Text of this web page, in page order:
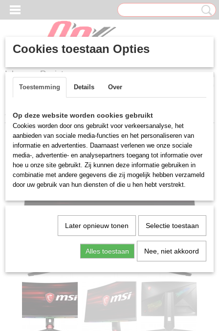
Inloggen Registreren
Home >Gamemonitoren>MSI Optix MAG271C Zwart
Cookies toestaan Opties
Toestemming Details Over
Op deze website worden cookies gebruikt
Cookies worden door ons gebruikt voor verkeersanalyse, het
aanbieden van sociale media-functies en het personaliseren van
informatie en advertenties. Daarnaast verlenen we onze sociale
media-, advertentie- en analysepartners toegang tot informatie over
hoe u onze site gebruikt. Zij kunnen deze informatie gebruiken in
combinatie met andere gegevens die zij mogelijk hebben verzameld
door uw gebruik van hun diensten of die u hen hebt verstrekt.
Later opnieuw tonen Selectie toestaan
Alles toestaan Nee, niet akkoord